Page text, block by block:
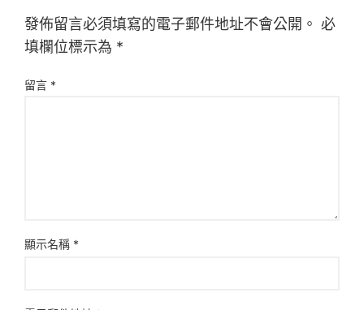
發佈留言必須填寫的電子郵件地址不會公開。 必
填欄位標示為 *
留言 *
顯示名稱 *